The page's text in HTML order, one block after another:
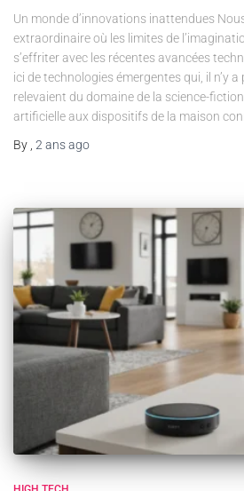
Un monde d’innovations inattendues
extraordinaire où les limites de
s’effriter avec les récentes avancées
ici de technologies émergentes qui, il n’y a
relevaient du domaine de la science-
artificielle aux dispositifs de la maison
By 2 ansago